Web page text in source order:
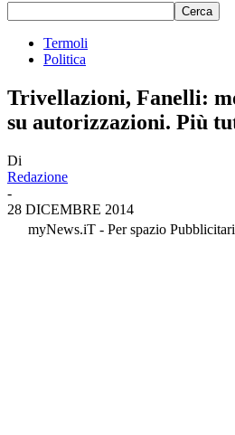
Termoli
Politica
Trivellazioni, Fanelli:
su autorizzazioni. Più
Di
Redazione
-
28 DICEMBRE 2014
myNews.iT - Per spazio